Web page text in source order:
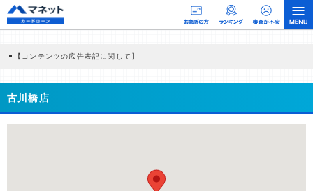
【コンテンツの広告表記に関して】
商品を根拠なくPRするものではなく、当編集部の調査／ユーザーへの口コミ収集な
どに基づき、公平性を担保した情報提供を行っています。
>提携企業一覧
古川橋店